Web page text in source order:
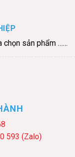
chọn sản phẩm ……
593 (Zalo)